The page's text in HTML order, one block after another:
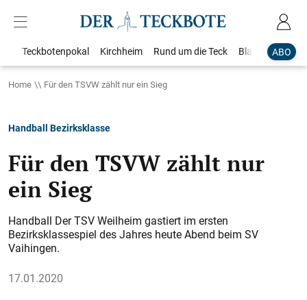
ABO
Teckbotenpokal Kirchheim Rund um die Teck Blaulicht
Home Für den TSVW zählt nur ein Sieg
Handball Bezirksklasse
Für den TSVW zählt nur
ein Sieg
Handball Der TSV Weilheim gastiert im ersten
Bezirksklassespiel des Jahres heute Abend beim SV
Vaihingen.
17.01.2020